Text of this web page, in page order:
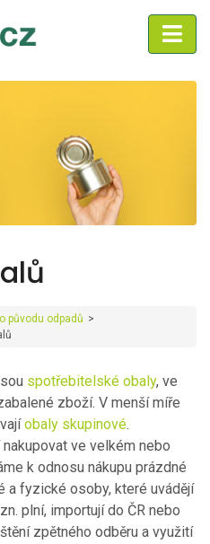
původu odpadů >
spotřebitelské obaly, ve
zboží. V menší míře
obaly skupinové.
ve velkém nebo
k odnosu nákupu prázdné
a fyzické osoby, které uvádějí
plní, importují do ČR nebo
zpětného odběru a využití